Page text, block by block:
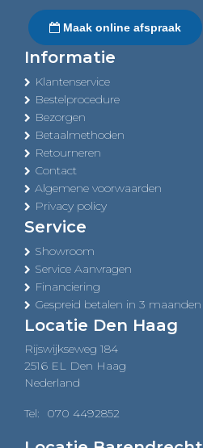
Maak online afspraak
Informatie
Klantenservice
Bestelprocedure
Bezorgen
Betaalmethoden
Retourneren
Contact
Algemene voorwaarden
Privacy policy
Service
Showroom
Service Aanvragen
Financiering
Gespreid betalen in 3 maanden
Locatie Den Haag
Rijswijkseweg 184
2516 EL Den Haag
Nederland
Tel: 070 4492852